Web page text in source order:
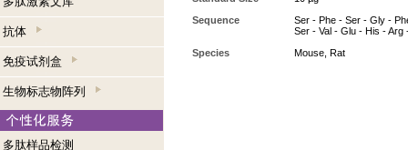
抗体
免疫试剂盒
生物标志物阵列
多肽样品检测
Sequence
Ser - Phe - Ser - Gly -
Ser - Val - Glu - His -
Species
Mouse, Rat